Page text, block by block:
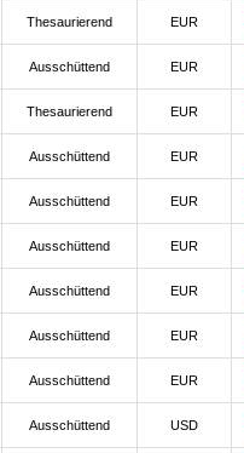
Thesaurierend EUR
Ausschüttend EUR
Thesaurierend EUR
Ausschüttend EUR
Ausschüttend EUR
Ausschüttend EUR
Ausschüttend EUR
Ausschüttend EUR
Ausschüttend EUR
Ausschüttend USD